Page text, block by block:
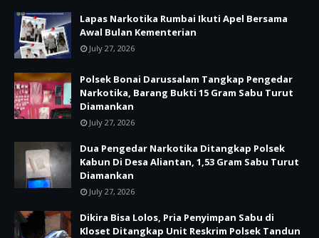
Lapas Narkotika Rumbai Ikuti Apel Bersama
Awal Bulan Kementerian
July 27, 2026
Polsek Bonai Darussalam Tangkap Pengedar
Narkotika, Barang Bukti 15 Gram Sabu Turut
Diamankan
July 27, 2026
Dua Pengedar Narkotika Ditangkap Polsek
Kabun Di Desa Aliantan, 1,53 Gram Sabu Turut
Diamankan
July 27, 2026
Dikira Bisa Lolos, Pria Penyimpan Sabu di
Kloset Ditangkap Unit Reskrim Polsek Tandun